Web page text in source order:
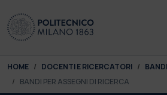
You are here:
HOME DOCENTI E RICERCATORI
BANDI PER ASSEGNI DI RICERCA